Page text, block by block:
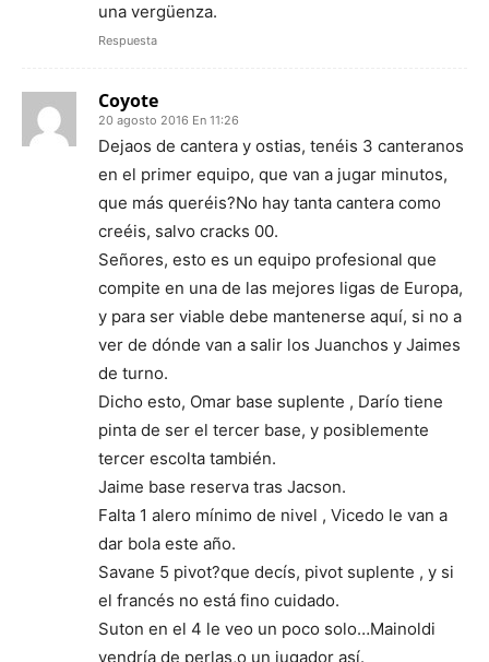
una vergüenza.
Respuesta
Coyote
20 agosto 2016 En 11:26
Dejaos de cantera y ostias, tenéis 3 canteranos
en el primer equipo, que van a jugar minutos,
que más queréis?No hay tanta cantera como
creéis, salvo cracks 00.
Señores, esto es un equipo profesional que
compite en una de las mejores ligas de Europa,
y para ser viable debe mantenerse aquí, si no a
ver de dónde van a salir los Juanchos y Jaimes
de turno.
Dicho esto, Omar base suplente , Darío tiene
pinta de ser el tercer base, y posiblemente
tercer escolta también.
Jaime base reserva tras Jacson.
Falta 1 alero mínimo de nivel , Vicedo le van a
dar bola este año.
Savane 5 pivot?que decís, pivot suplente , y si
el francés no está fino cuidado.
Suton en el 4 le veo un poco solo…Mainoldi
vendría de perlas,o un jugador así.